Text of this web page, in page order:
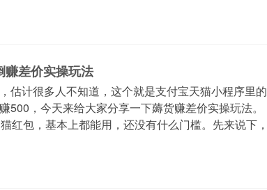
赚差价实操玩法
估计很多人不知道，这个就是支付宝天猫小程序里的
500，今天来给大家分享一下薅货赚差价实操玩法。
红包，基本上都能用，还没有什么门槛。先来说下，